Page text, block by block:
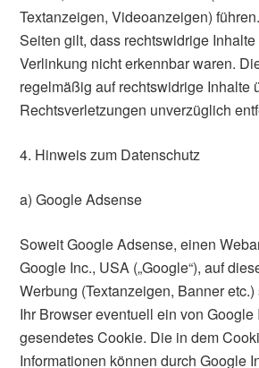
Textanzeigen, Videoanzeigen)
Seiten gilt, dass rechtswidrige
Verlinkung nicht erkennbar waren.
regelmäßig auf rechtswidrige Inhalte
Rechtsverletzungen unverzüglich
4. Hinweis zum Datenschutz
a) Google Adsense
Soweit Google Adsense, einen
Google Inc., USA („Google“), auf
Werbung (Textanzeigen, Banner
Ihr Browser eventuell ein von Google
gesendetes Cookie. Die in dem
Informationen können durch Google